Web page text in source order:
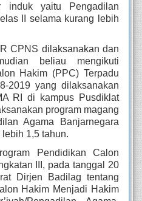
induk yaitu Pengadilan
II selama kurang lebih
CPNS dilaksanakan dan
beliau mengikuti
Hakim (PPC) Terpadu
2019 yang dilaksanakan
RI di kampus Pusdiklat
program magang
Agama Banjarnegara
1,5 tahun.
Pendidikan Calon
III, pada tanggal 20
Dirjen Badilag tentang
Hakim Menjadi Hakim